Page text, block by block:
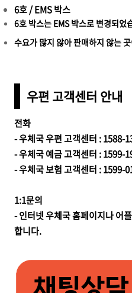
6호 / EMS 박스
6호 박스는 EMS 박스로 변경되었
수요가 많지 않아 판매하지 않는
우편 고객센터 안내
전화
- 우체국 우편 고객센터 : 1588-
- 우체국 예금 고객센터 : 1599-
- 우체국 보험 고객센터 : 1599-
1:1문의
- 인터넷 우체국 홈페이지나 어
합니다.